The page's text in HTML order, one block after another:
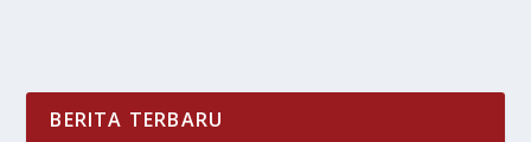
BERITA TERBARU